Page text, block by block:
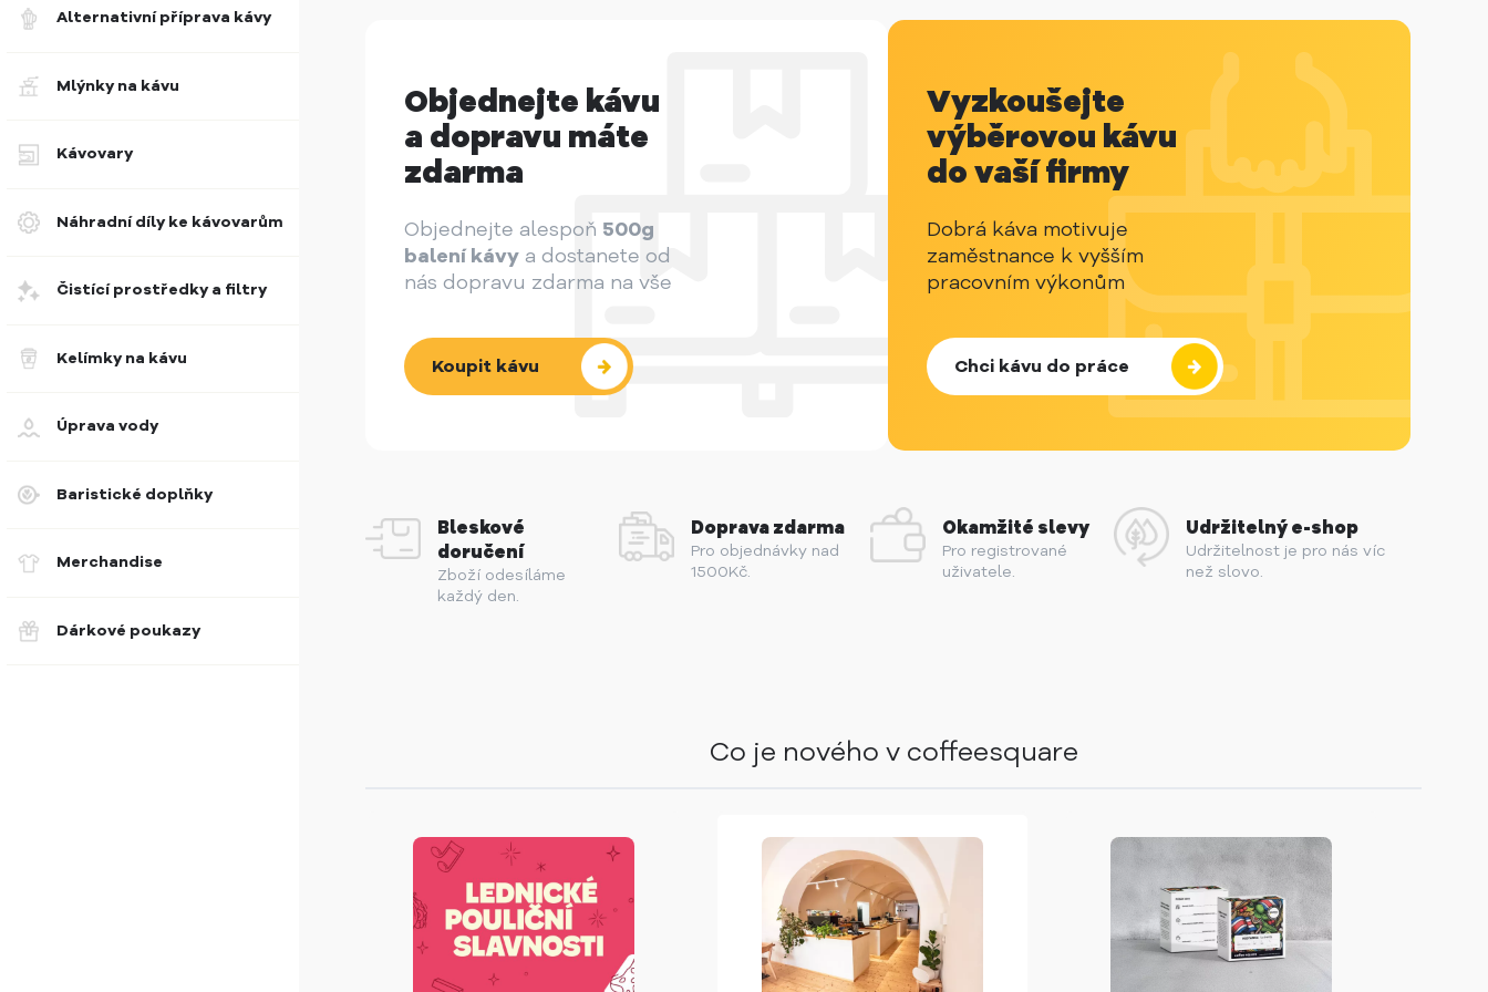
Objednejte kávu
a dopravu máte
zdarma
Objednejte alespoň 500g
balení kávy a dostanete od
nás dopravu zdarma na vše
Koupit kávu
Vyzkoušejte
výběrovou kávu
do vaší firmy
Dobrá káva motivuje
zaměstnance k vyšším
pracovním výkonům
Chci kávu do práce
Bleskové
doručení
Zboží odesíláme
každý den.
Doprava zdarma
Pro objednávky nad
1500Kč.
Okamžité slevy
Pro registrované
uživatele.
Udržitelný e-shop
Udržitelnost je pro nás víc
než slovo.
Co je nového v coffeesquare
Alternativní příprava kávy
Mlýnky na kávu
Kávovary
Náhradní díly ke kávovarům
Čistící prostředky a filtry
Kelímky na kávu
Úprava vody
Baristické doplňky
Merchandise
Dárkové poukazy